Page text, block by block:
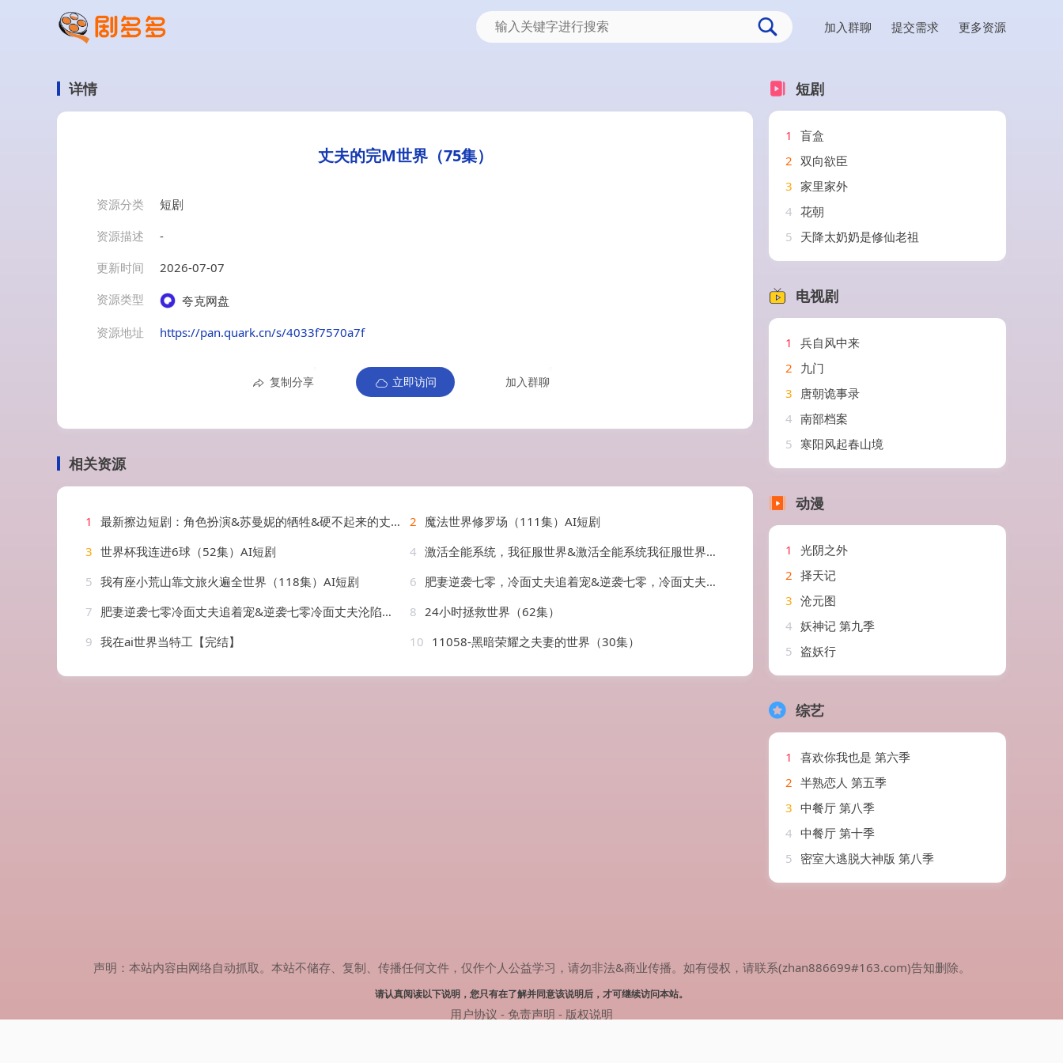
加入群聊 提交需求 更多资源
详情
丈夫的完M世界（75集）
资源分类
短剧
资源描述
-
更新时间
2026-07-07
资源类型
夸克网盘
资源地址
https://pan.quark.cn/s/4033f7570a7f
复制分享 立即访问 加入群聊
相关资源
1 最新擦边短剧：角色扮演&苏曼妮的牺牲&硬不起来的丈夫&小姨子的角… 2 魔法世界修罗场（111集）AI短剧
3 世界杯我连进6球（52集）AI短剧 4 激活全能系统，我征服世界&激活全能系统我征服世界（84集）王镱深&邵迪
5 我有座小荒山靠文旅火遍全世界（118集）AI短剧 6 肥妻逆袭七零，冷面丈夫追着宠&逆袭七零，冷面丈夫沦陷了&肥妻逆袭七零冷面丈夫追着宠&逆袭七零冷面丈夫沦陷了（80集）王梓亦&吴佳璐
7 肥妻逆袭七零冷面丈夫追着宠&逆袭七零冷面丈夫沦陷了（80集）王梓亦&吴佳璐 8 24小时拯救世界（62集）
9 我在ai世界当特工【完结】 10 11058-黑暗荣耀之夫妻的世界（30集）
短剧
1
盲盒
2 双向欲臣
3 家里家外
4 花朝
5 天降太奶奶是修仙老祖
电视剧
1
兵自风中来
2 九门
3 唐朝诡事录
4 南部档案
5 寒阳风起春山境
动漫
1
光阴之外
2 择天记
3 沧元图
4 妖神记 第九季
5 盗妖行
综艺
1
喜欢你我也是 第六季
2 半熟恋人 第五季
3 中餐厅 第八季
4 中餐厅 第十季
5 密室大逃脱大神版 第八季
声明：本站内容由网络自动抓取。本站不储存、复制、传播任何文件，仅作个人公益学习，请勿非法&商业传播。如有侵权，请联系(zhan886699#163.com)告知删除。
请认真阅读以下说明，您只有在了解并同意该说明后，才可继续访问本站。
用户协议 - 免责声明 - 版权说明